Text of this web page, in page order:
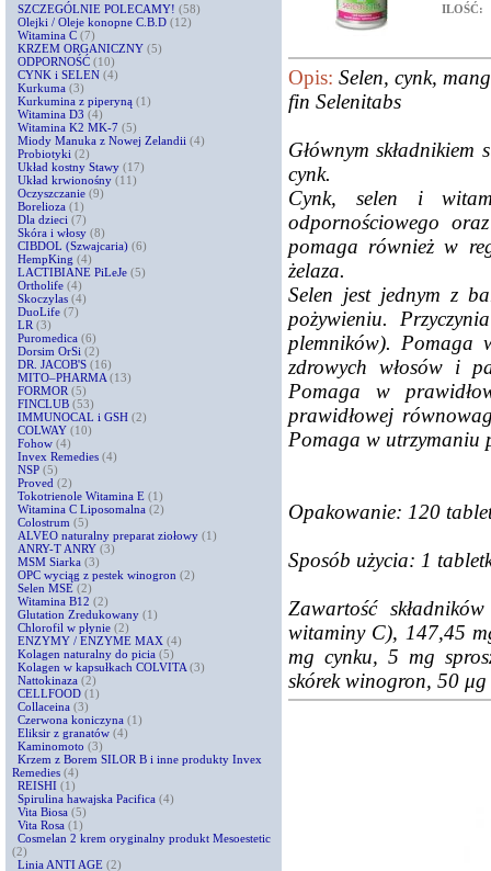
SZCZEGÓLNIE POLECAMY! (58)
Olejki / Oleje konopne C.B.D (12)
Witamina C (7)
KRZEM ORGANICZNY (5)
ODPORNOŚĆ (10)
CYNK i SELEN (4)
Kurkuma (3)
Kurkumina z piperyną (1)
Witamina D3 (4)
Witamina K2 MK-7 (5)
Miody Manuka z Nowej Zelandii (4)
Probiotyki (2)
Układ kostny Stawy (17)
Układ krwionośny (11)
Oczyszczanie (9)
Borelioza (1)
Dla dzieci (7)
Skóra i włosy (8)
CIBDOL (Szwajcaria) (6)
HempKing (4)
LACTIBIANE PiLeJe (5)
Ortholife (4)
Skoczylas (4)
DuoLife (7)
LR (3)
Puromedica (6)
Dorsim OrSi (2)
DR. JACOB'S (16)
MITO–PHARMA (13)
FORMOR (5)
FINCLUB (53)
IMMUNOCAL i GSH (2)
COLWAY (10)
Fohow (4)
Invex Remedies (4)
NSP (5)
Proved (2)
Tokotrienole Witamina E (1)
Witamina C Liposomalna (2)
Colostrum (5)
ALVEO naturalny preparat ziołowy (1)
ANRY-T ANRY (3)
MSM Siarka (3)
OPC wyciąg z pestek winogron (2)
Selen MSE (2)
Witamina B12 (2)
Glutation Zredukowany (1)
Chlorofil w płynie (2)
ENZYMY / ENZYME MAX (4)
Kolagen naturalny do picia (5)
Kolagen w kapsułkach COLVITA (3)
Nattokinaza (2)
CELLFOOD (1)
Collaceina (3)
Czerwona koniczyna (1)
Eliksir z granatów (4)
Kaminomoto (3)
Krzem z Borem SILOR B i inne produkty Invex
Remedies (4)
REISHI (1)
Spirulina hawajska Pacifica (4)
Vita Biosa (5)
Vita Rosa (1)
Cosmelan 2 krem oryginalny produkt Mesoestetic
(2)
Linia ANTI AGE (2)
ILOŚĆ:
Opis: Selen, cynk,
fin Selenitabs
Głównym
cynk.
Cynk, selen i
odpornościowego
pomaga również w
żelaza.
Selen jest jednym z
pożywieniu.
plemników). Pomaga
zdrowych włosów i
Pomaga w
prawidłowej
Pomaga w utrzymaniu
Opakowanie: 120
Sposób użycia: 1
Zawartość
witaminy C), 147,45
mg cynku, 5 mg
skórek winogron, 50 μg